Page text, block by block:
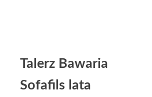
Talerz Bawaria
Sofafils lata